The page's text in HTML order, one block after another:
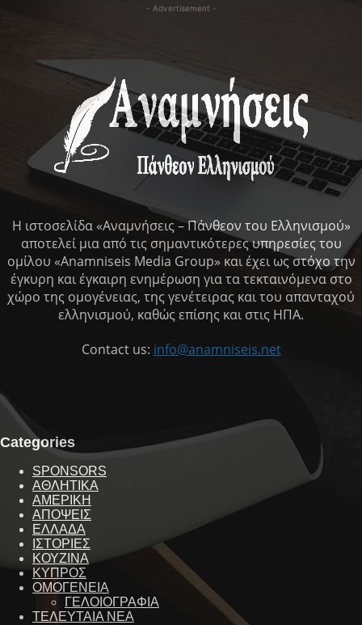
- Advertisement -
Η ιστοσελίδα «Αναμνήσεις – Πάνθεον του Ελληνισμού»
αποτελεί μια από τις σημαντικότερες υπηρεσίες του
ομίλου «Anamniseis Media Group» και έχει ως στόχο την
έγκυρη και έγκαιρη ενημέρωση για τα τεκταινόμενα στο
χώρο της ομογένειας, της γενέτειρας και του απανταχού
ελληνισμού, καθώς επίσης και στις ΗΠΑ.
Contact us: info@anamniseis.net
Categories
SPONSORS
ΑΘΛΗΤΙΚΑ
ΑΜΕΡΙΚΗ
ΑΠΟΨΕΙΣ
ΕΛΛΑΔΑ
ΙΣΤΟΡΙΕΣ
ΚΟΥΖΙΝΑ
ΚΥΠΡΟΣ
ΟΜΟΓΕΝΕΙΑ
ΓΕΛΟΙΟΓΡΑΦΙΑ
ΤΕΛΕΥΤΑΙΑ ΝΕΑ